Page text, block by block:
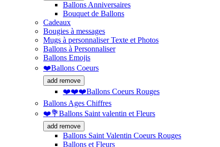
Ballons Anniversaires
Bouquet de Ballons
Cadeaux
Bougies à messages
Mugs à personnaliser Texte et Photos
Ballons à Personnaliser
Ballons Emojis
❤️Ballons Coeurs
add remove
❤️❤️❤️Ballons Coeurs Rouges
Ballons Ages Chiffres
❤️💐Ballons Saint valentin et Fleurs
add remove
Ballons Saint Valentin Coeurs Rouges
Ballons et Fleurs